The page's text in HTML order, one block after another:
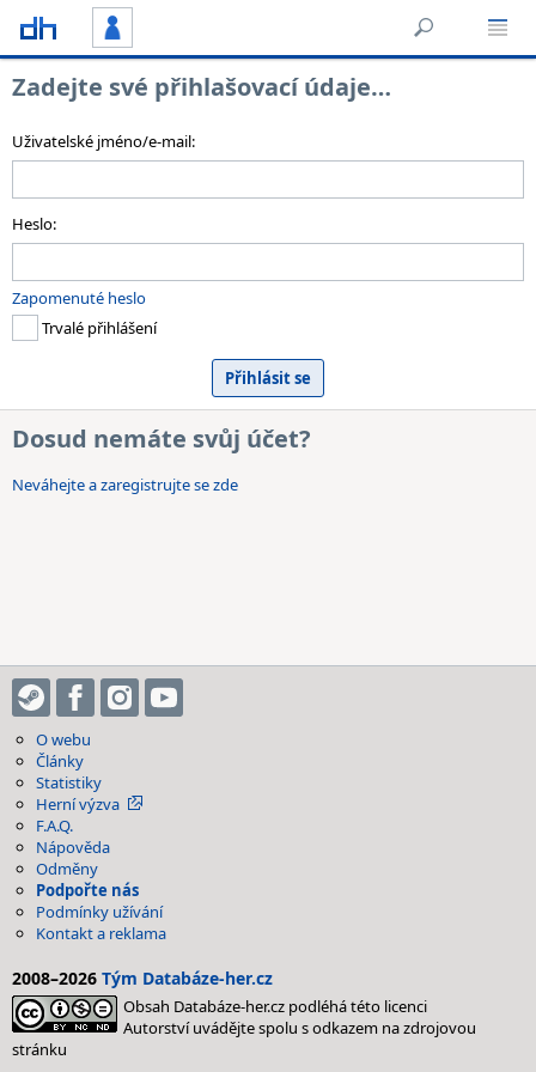
Zadejte své přihlašovací údaje…
Uživatelské jméno/e-mail:
Heslo:
Zapomenuté heslo
Trvalé přihlášení
Dosud nemáte svůj účet?
Neváhejte a zaregistrujte se zde
O webu
Články
Statistiky
Herní výzva
F.A.Q.
Nápověda
Odměny
Podpořte nás
Podmínky užívání
Kontakt a reklama
2008–2026 Tým Databáze-her.cz
Obsah Databáze-her.cz podléhá této licenci
Autorství uvádějte spolu s odkazem na zdrojovou
stránku